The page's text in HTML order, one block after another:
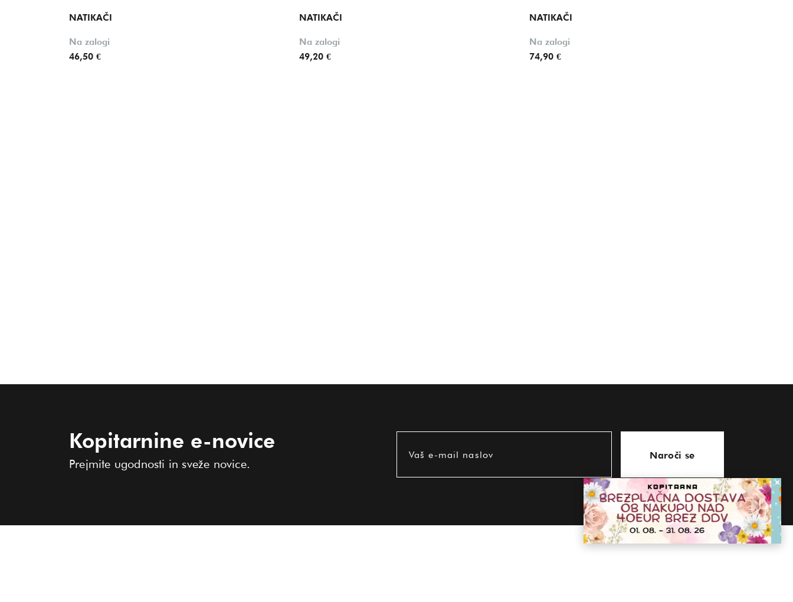
NATIKAČI
Na zalogi
46,50 €
NATIKAČI
Na zalogi
49,20 €
NATIKAČI
Na zalogi
74,90 €
Kopitarnine e-novice
Prejmite ugodnosti in sveže novice.
Vaš e-mail naslov Naroči se